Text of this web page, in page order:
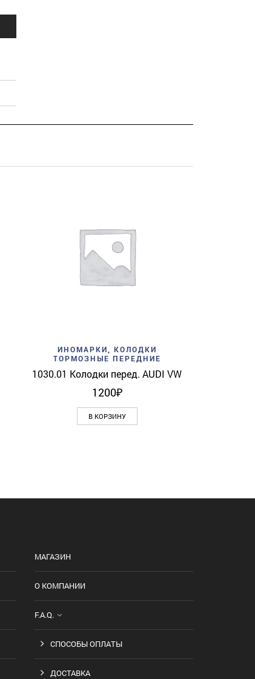
Add to wishlist Quick View
ИНОМАРКИ
КОЛОДКИ
ТОРМОЗНЫЕ ПЕРЕДНИЕ
1030.01 Колодки перед. AUDI VW
1200₽
В КОРЗИНУ
МАГАЗИН
О КОМПАНИИ
F.A.Q.
СПОСОБЫ ОПЛАТЫ
ДОСТАВКА